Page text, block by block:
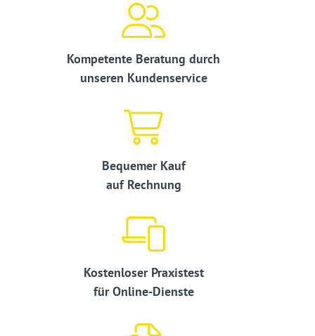
Kompetente Beratung durch
unseren Kundenservice
Bequemer Kauf
auf Rechnung
Kostenloser Praxistest
für Online-Dienste